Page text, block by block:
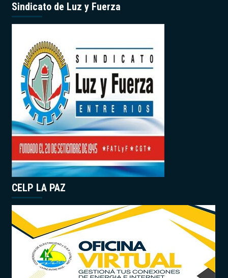
Sindicato de Luz y Fuerza
CELP LA PAZ